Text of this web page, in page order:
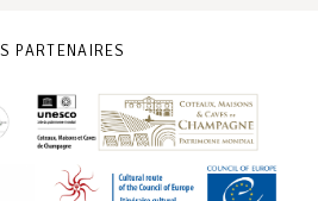
PARTENAIRES